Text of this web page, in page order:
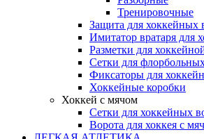
Тренировочные
Защита для хоккейных
Имитатор вратаря для
Разметки для
Сетки для
Фиксаторы для
Хоккейные коробки
Хоккей с мячом
Сетки для хоккейных
Ворота для хоккея с